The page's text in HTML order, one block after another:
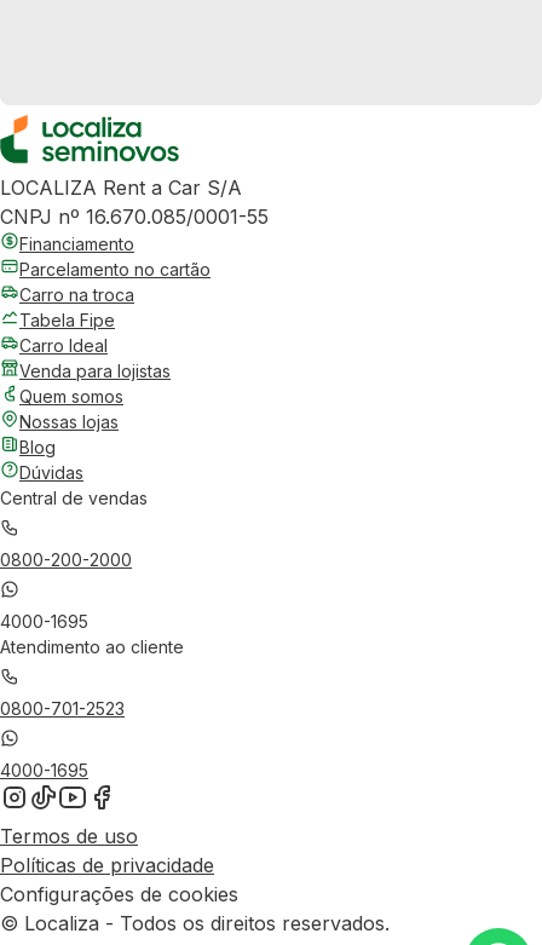
LOCALIZA Rent a Car S/A
CNPJ nº 16.670.085/0001-55
Financiamento
Parcelamento no cartão
Carro na troca
Tabela Fipe
Carro Ideal
Venda para lojistas
Quem somos
Nossas lojas
Blog
Dúvidas
Central de vendas
0800-200-2000
4000-1695
Atendimento ao cliente
0800-701-2523
4000-1695
Termos de uso
Políticas de privacidade
Configurações de cookies
© Localiza - Todos os direitos reservados.